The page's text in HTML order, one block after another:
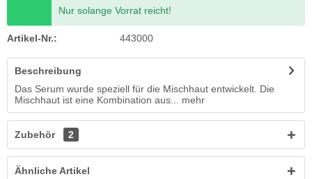
Nur solange Vorrat reicht!
Artikel-Nr.: 443000
Beschreibung
Das Serum wurde speziell für die Mischhaut entwickelt. Die
Mischhaut ist eine Kombination aus...
mehr
Zubehör 2
Ähnliche Artikel